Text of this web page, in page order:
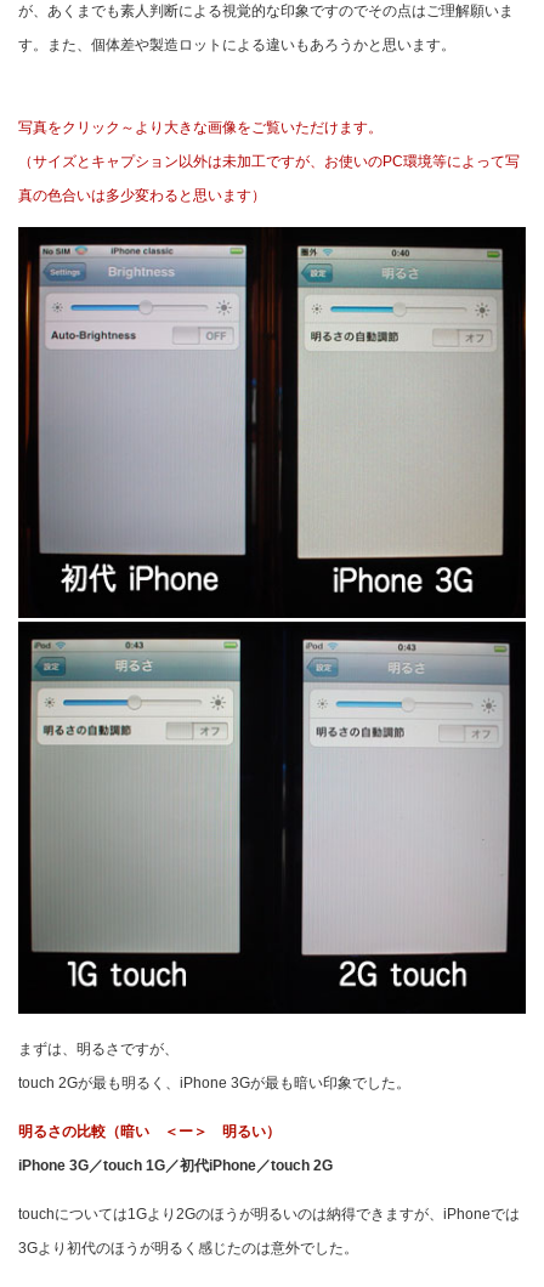
が、あくまでも素人判断による視覚的な印象ですのでその点はご理解願いま
す。また、個体差や製造ロットによる違いもあろうかと思います。
写真をクリック～より大きな画像をご覧いただけます。
（サイズとキャプション以外は未加工ですが、お使いのPC環境等によって写
真の色合いは多少変わると思います）
まずは、明るさですが、
touch 2Gが最も明るく、iPhone 3Gが最も暗い印象でした。
明るさの比較（暗い ＜ー＞ 明るい）
iPhone 3G／touch 1G／初代iPhone／touch 2G
touchについては1Gより2Gのほうが明るいのは納得できますが、iPhoneでは
3Gより初代のほうが明るく感じたのは意外でした。